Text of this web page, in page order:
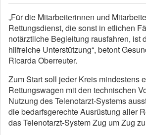
„Für die Mitarbeiterinnen und
Rettungsdienst, die sonst in etlichen
notärztliche Begleitung rausfahren, ist
hilfreiche Unterstützung“, betont
Ricarda Oberreuter.
Zum Start soll jeder Kreis mindestens
Rettungswagen mit den technischen
Nutzung des Telenotarzt-Systems
die bedarfsgerechte Ausrüstung aller
das Telenotarzt-System Zug um Zug